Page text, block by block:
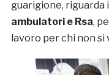
guarigione, riguarda
ambulatori e Rsa,
lavoro per chi non si